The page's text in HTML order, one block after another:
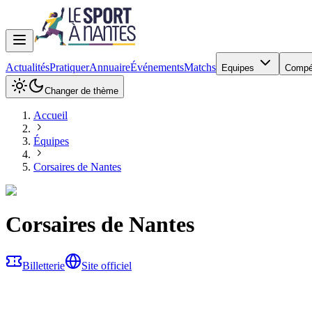
ActualitésPratiquerAnnuaireÉvénementsMatchs Equipes
Changer de thème
Accueil
Équipes
Corsaires de Nantes
Corsaires de Nantes
Billetterie Site officiel